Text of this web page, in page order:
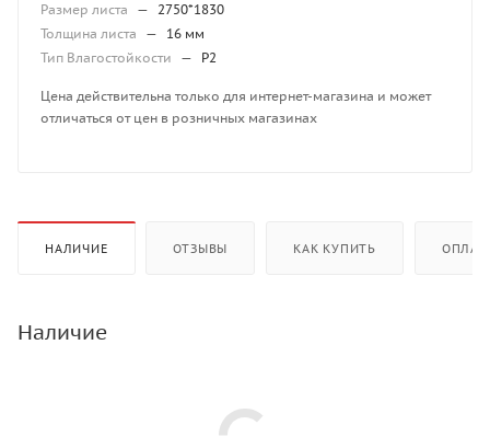
Размер листа
— 2750*1830
Толщина листа
—
16 мм
Тип Влагостойкости
— P2
Цена действительна только для интернет-магазина и может
отличаться от цен в розничных магазинах
НАЛИЧИЕ ОТЗЫВЫ КАК КУПИТЬ
Наличие